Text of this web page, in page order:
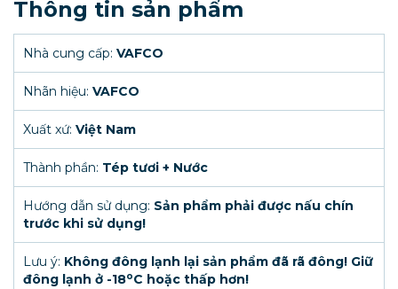
Thông tin sản phẩm
Nhà cung cấp: VAFCO
Nhãn hiệu: VAFCO
Xuất xứ: Việt Nam
Thành phần: Tép tươi + Nước
Hướng dẫn sử dụng: Sản phẩm phải được nấu chín
trước khi sử dụng!
Lưu ý: Không đông lạnh lại sản phẩm đã rã đông! Giữ
đông lạnh ở -18oC hoặc thấp hơn!